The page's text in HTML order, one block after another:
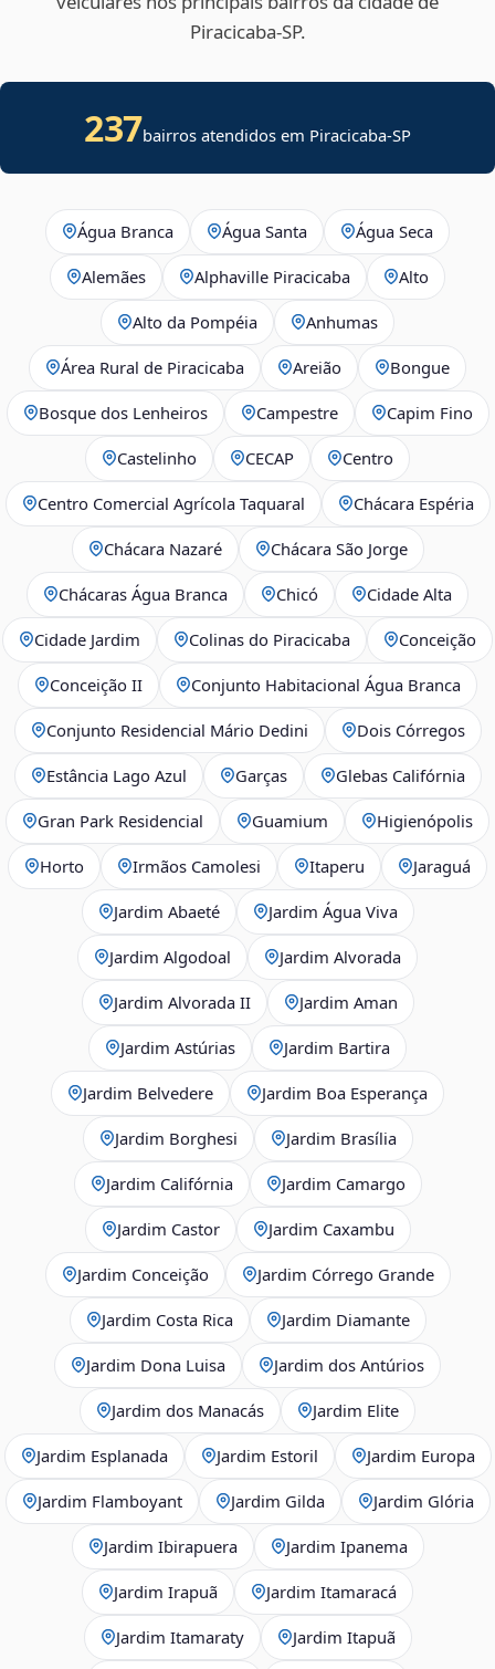
Piracicaba‑SP.
237bairros atendidos em Piracicaba-SP
Água Branca Água Santa Água Seca
Alemães Alphaville Piracicaba Alto
Alto da Pompéia Anhumas
Área Rural de Piracicaba Areião Bongue
Bosque dos Lenheiros Campestre Capim Fino
Castelinho CECAP Centro
Centro Comercial Agrícola Taquaral Chácara Espéria
Chácara Nazaré Chácara São Jorge
Chácaras Água Branca Chicó Cidade Alta
Cidade Jardim Colinas do Piracicaba Conceição
Conceição II Conjunto Habitacional Água Branca
Conjunto Residencial Mário Dedini Dois Córregos
Estância Lago Azul Garças Glebas Califórnia
Gran Park Residencial Guamium Higienópolis
Horto Irmãos Camolesi Itaperu Jaraguá
Jardim Abaeté Jardim Água Viva
Jardim Algodoal Jardim Alvorada
Jardim Alvorada II Jardim Aman
Jardim Astúrias Jardim Bartira
Jardim Belvedere Jardim Boa Esperança
Jardim Borghesi Jardim Brasília
Jardim Califórnia Jardim Camargo
Jardim Castor Jardim Caxambu
Jardim Conceição Jardim Córrego Grande
Jardim Costa Rica Jardim Diamante
Jardim Dona Luisa Jardim dos Antúrios
Jardim dos Manacás Jardim Elite
Jardim Esplanada Jardim Estoril Jardim Europa
Jardim Flamboyant Jardim Gilda Jardim Glória
Jardim Ibirapuera Jardim Ipanema
Jardim Irapuã Jardim Itamaracá
Jardim Itamaraty Jardim Itapuã